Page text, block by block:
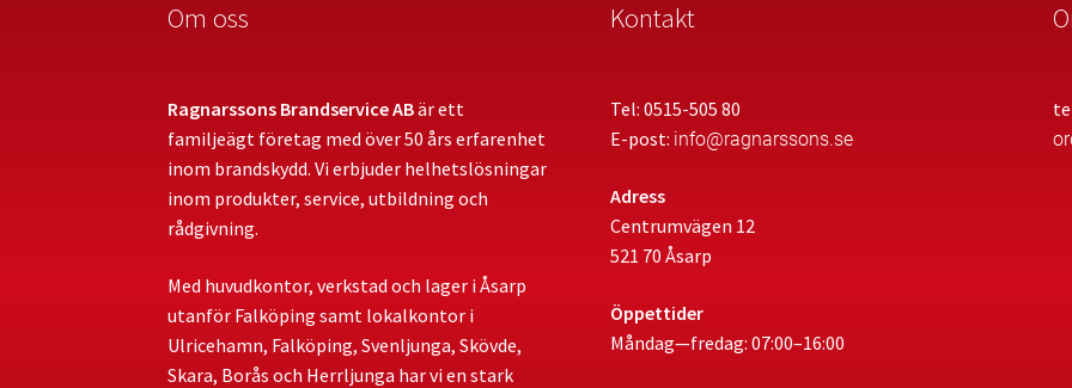
Om oss
Ragnarssons Brandservice ABär ett
familjeägt företag med över 50 års erfarenhet
inom brandskydd. Vi erbjuder helhetslösningar
inom produkter, service, utbildning och
rådgivning.
Med huvudkontor, verkstad och lager i Åsarp
utanför Falköping samt lokalkontor i
Ulricehamn, Falköping, Svenljunga, Skövde,
Skara, Borås och Herrljunga har vi en stark
Kontakt
Tel: 0515-505 80
E-post: info@ragnarssons.se
Adress
Centrumvägen 12
521 70 Åsarp
Öppettider
Måndag—fredag: 07:00–16:00